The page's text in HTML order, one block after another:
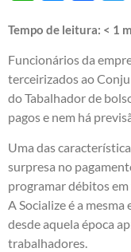
Tempo de leitura: < 1
Funcionários da
terceirizados ao
do Tabalhador de
pagos e nem há
Uma das
surpresa no
programar débitos
A Socialize é a mesma
desde aquela época
trabalhadores.